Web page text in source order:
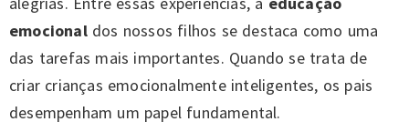
emocionaldos nossos filhos se destaca como uma
das tarefas mais importantes. Quando se trata de
criar crianças emocionalmente inteligentes, os pais
desempenham um papel fundamental.